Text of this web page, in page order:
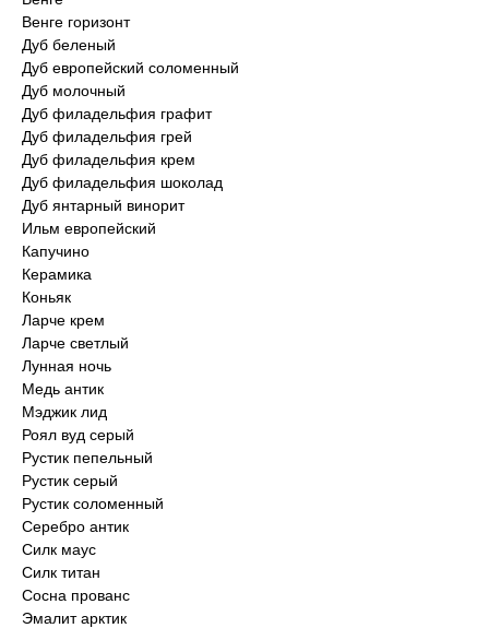
Венге горизонт
Дуб беленый
Дуб европейский соломенный
Дуб молочный
Дуб филадельфия графит
Дуб филадельфия грей
Дуб филадельфия крем
Дуб филадельфия шоколад
Дуб янтарный винорит
Ильм европейский
Капучино
Керамика
Коньяк
Ларче крем
Ларче светлый
Лунная ночь
Медь антик
Мэджик лид
Роял вуд серый
Рустик пепельный
Рустик серый
Рустик соломенный
Серебро антик
Силк маус
Силк титан
Сосна прованс
Эмалит арктик